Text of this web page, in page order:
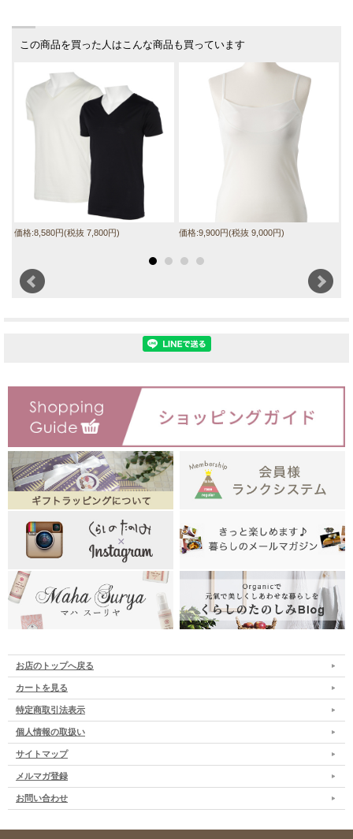
この商品を買った人はこんな商品も買っています
価格:8,580円(税抜 7,800円) 価格:9,900円(税抜 9,000円)
お店のトップへ戻る
カートを見る
特定商取引法表示
個人情報の取扱い
サイトマップ
メルマガ登録
お問い合わせ